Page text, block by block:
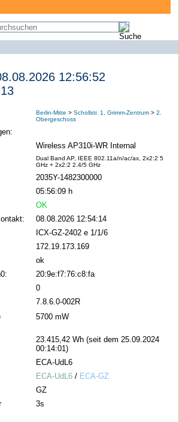
menu
12:56:52
Berlin-Mitte >Schollstr. 1, Grimm-Zentrum >2.
Obergeschoss
Wireless AP310i-WR Internal
Dual Band AP, IEEE 802.11a/n/ac/ax, 2x2:2 5
GHz + 2x2:2 2.4/5 GHz
2035Y-1482300000
05:56:09 h
OK
08.08.2026 12:54:14
ICX-GZ-2402 e 1/1/6
172.19.173.169
ok
20:9e:f7:76:c8:fa
0
7.8.6.0-002R
5700 mW
23.415,42 Wh (seit dem 25.09.2024
00:14:01)
ECA-UdL6
ECA-UdL6 / ECA-GZ
GZ
3s